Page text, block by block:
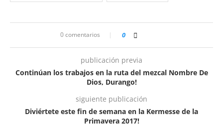
0 comentarios 0
publicación previa
Continúan los trabajos en la ruta del mezcal Nombre De
Dios, Durango!
siguiente publicación
Diviértete este fin de semana en la Kermesse de la
Primavera 2017!